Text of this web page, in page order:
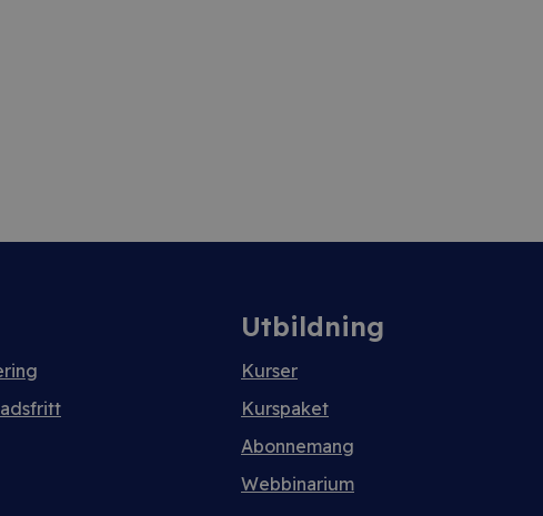
Utbildning
Kurser
Kurspaket
Abonnemang
Webbinarium